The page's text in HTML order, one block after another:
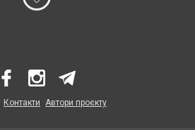
Контакти Автори проєкту